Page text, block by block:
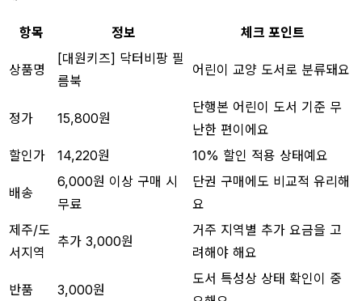
항목 정보 체크 포인트
상품명
[대원키즈] 닥터비팡 필
름북
어린이 교양 도서로 분류돼요
정가 15,800원
단행본 어린이 도서 기준 무
난한 편이에요
할인가
14,220원 10% 할인 적용 상태예요
배송
6,000원 이상 구매 시
무료
단권 구매에도 비교적 유리해
요
제주/도
서지역
추가 3,000원
거주 지역별 추가 요금을 고
려해야 해요
반품 3,000원
도서 특성상 상태 확인이 중